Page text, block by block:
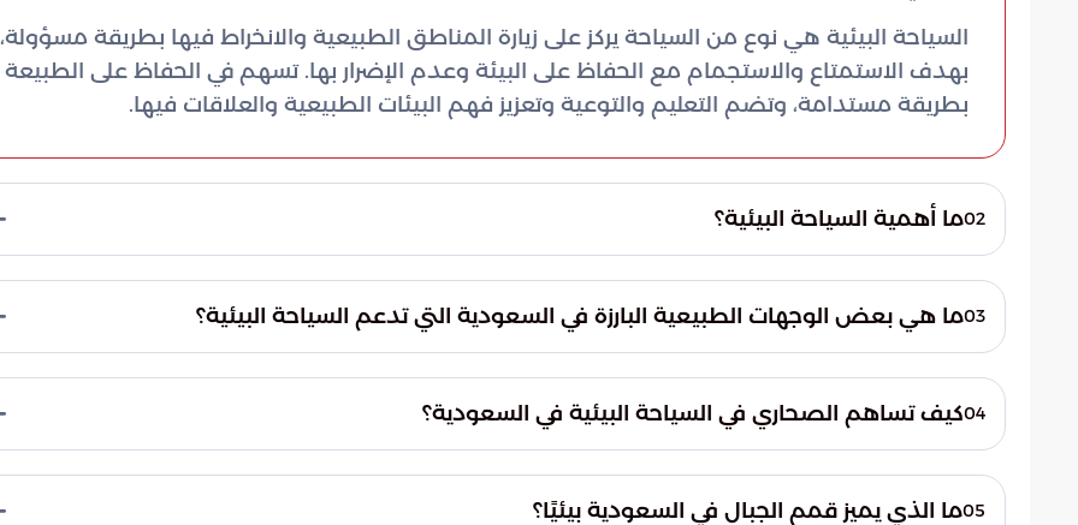
السياحة البيئية هي نوع من السياحة يركز على زيارة المناطق الطبيعية والانخراط فيها بطريقة مسؤولة،
بهدف الاستمتاع والاستجمام مع الحفاظ على البيئة وعدم الإضرار بها. تسهم في الحفاظ على الطبيعة
بطريقة مستدامة، وتضم التعليم والتوعية وتعزيز فهم البيئات الطبيعية والعلاقات فيها.
02ما أهمية السياحة البيئية؟
البيئي، وتوفير فرص اقتصادية للمجتمعات المحلية، مع الحفاظ على المواقع الحساسة بيئيًا.03ما هي بعض الوجهات الطبيعية البارزة في السعودية التي تدعم السياحة البيئية؟
السروات، والسواحل البحرية للبحر الأحمر والخليج العربي.04كيف تساهم الصحاري في السياحة البيئية في السعودية؟
الطبيعية من أحجار رملية، وهضاب جرانيتية، ومناطق حصوية، وحرّات، ورمال ناعمة.05ما الذي يميز قمم الجبال في السعودية بيئيًا؟